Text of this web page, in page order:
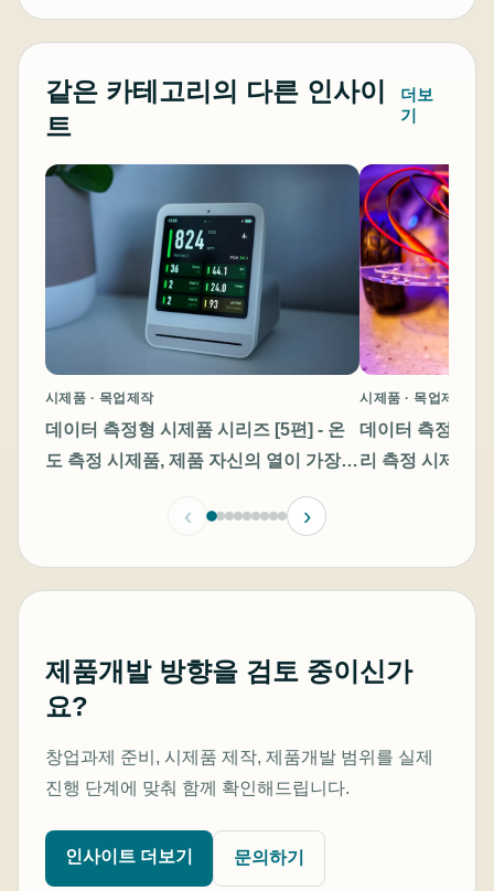
같은 카테고리의 다른 인사이
트
더보
기
시제품 · 목업제작
데이터 측정형 시제품 시리즈 [5편] - 온
도 측정 시제품, 제품 자신의 열이 가장
시제품 · 목업제작
데이터 측정형
리 측정 시제품
‹ ›
제품개발 방향을 검토 중이신가
요?
창업과제 준비, 시제품 제작, 제품개발 범위를 실제
진행 단계에 맞춰 함께 확인해드립니다.
인사이트 더보기 문의하기